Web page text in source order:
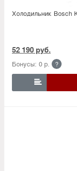
Холодильник Bosсh
52 190 руб.
Бонусы: 0 р. ?
